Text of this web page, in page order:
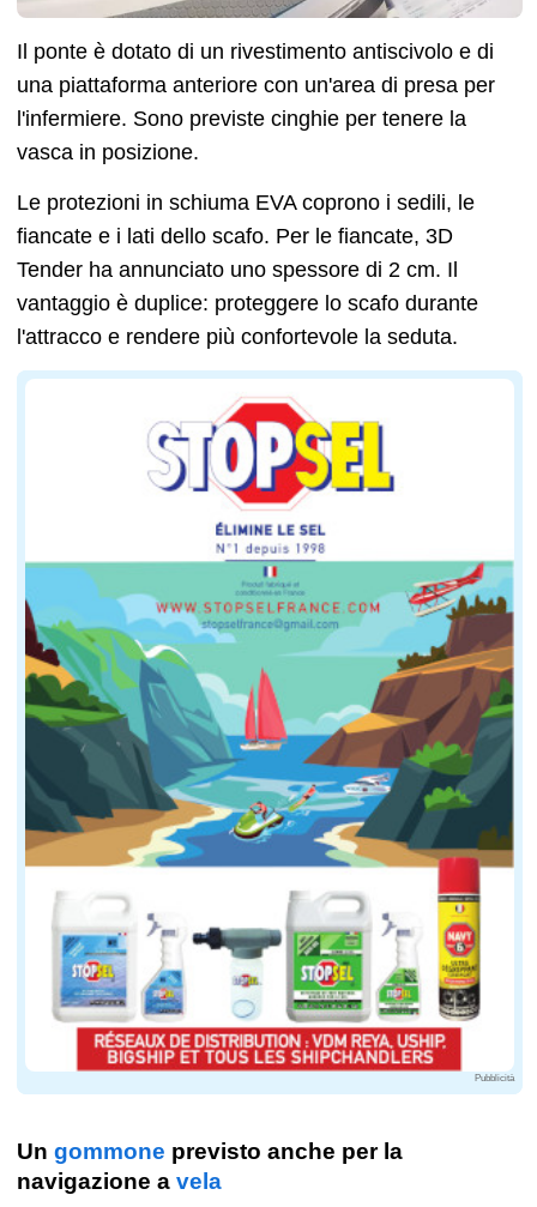
Il ponte è dotato di un rivestimento antiscivolo e di
una piattaforma anteriore con un'area di presa per
l'infermiere. Sono previste cinghie per tenere la
vasca in posizione.
Le protezioni in schiuma EVA coprono i sedili, le
fiancate e i lati dello scafo. Per le fiancate, 3D
Tender ha annunciato uno spessore di 2 cm. Il
vantaggio è duplice: proteggere lo scafo durante
l'attracco e rendere più confortevole la seduta.
Pubblicità
Un gommone previsto anche per la
navigazione a vela